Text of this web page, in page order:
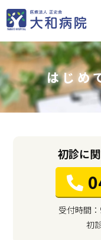
はじめ
初診に
受付時間：
初